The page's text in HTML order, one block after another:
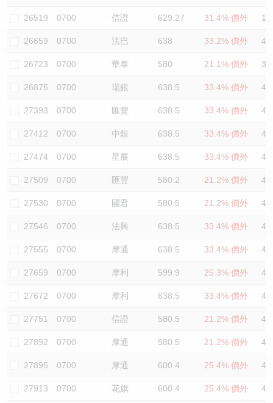
26519 0700 信證 629.27 31.4% 價外
26659 0700 法巴 638 33.2% 價外
26723 0700 華泰 580 21.1% 價外
26875 0700 瑞銀 638.5 33.4% 價外
27393 0700 匯豐 638.5 33.4% 價外
27412 0700 中銀 638.5 33.4% 價外
27474 0700 星展 638.5 33.4% 價外
27509 0700 匯豐 580.2 21.2% 價外
27530 0700 國君 580.5 21.2% 價外
27546 0700 法興 638.5 33.4% 價外
27555 0700 摩通 638.5 33.4% 價外
27659 0700 摩利 599.9 25.3% 價外
27672 0700 摩利 638.5 33.4% 價外
27751 0700 信證 580.5 21.2% 價外
27892 0700 摩通 580.5 21.2% 價外
27895 0700 摩通 600.4 25.4% 價外
27913 0700 花旗 600.4 25.4% 價外